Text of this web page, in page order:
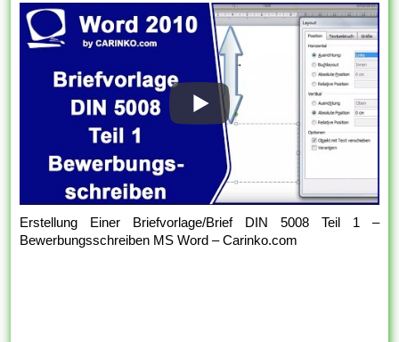
Erstellung Einer Briefvorlage/Brief DIN 5008 Teil 1 –
Bewerbungsschreiben MS Word – Carinko.com